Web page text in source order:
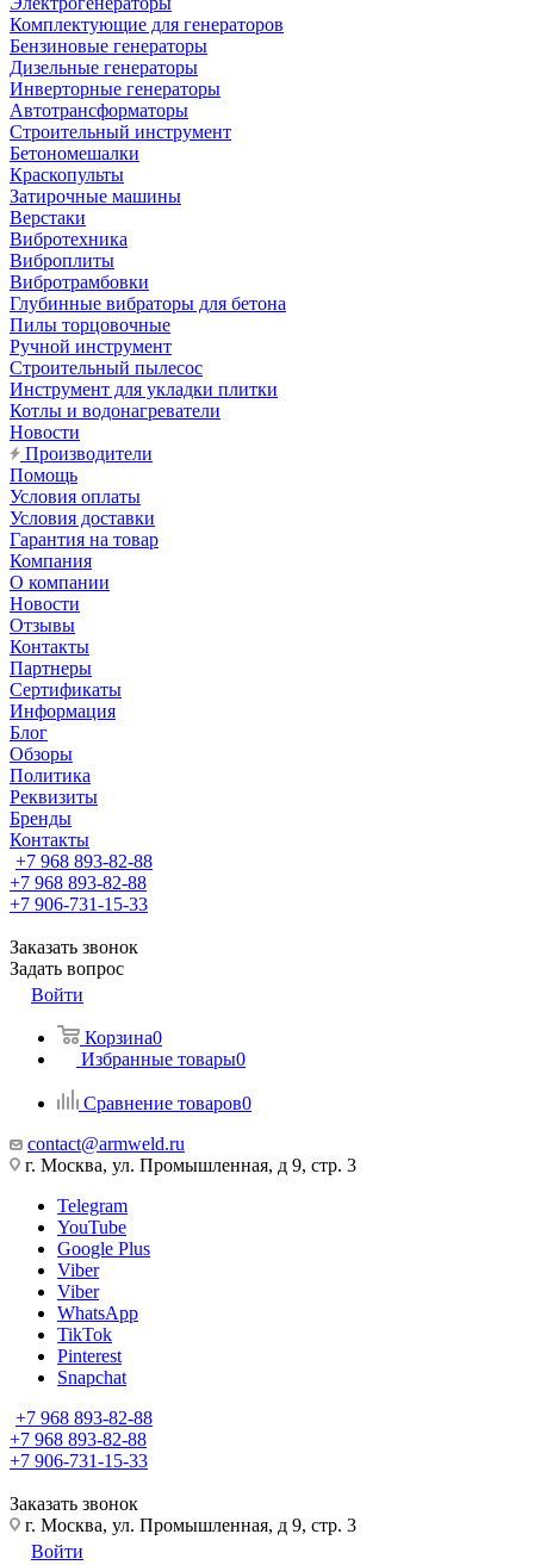
Комплектующие для генераторов
Бензиновые генераторы
Дизельные генераторы
Инверторные генераторы
Автотрансформаторы
Строительный инструмент
Бетономешалки
Краскопульты
Затирочные машины
Верстаки
Вибротехника
Виброплиты
Вибротрамбовки
Глубинные вибраторы для бетона
Пилы торцовочные
Ручной инструмент
Строительный пылесос
Инструмент для укладки плитки
Котлы и водонагреватели
Новости
Производители
Помощь
Условия оплаты
Условия доставки
Гарантия на товар
Компания
О компании
Новости
Отзывы
Контакты
Партнеры
Сертификаты
Информация
Блог
Обзоры
Политика
Реквизиты
Бренды
Контакты
+7 968 893-82-88
+7 968 893-82-88
+7 906-731-15-33
Заказать звонок
Задать вопрос
Войти
Корзина0
Избранные товары0
Сравнение товаров0
contact@armweld.ru
г. Москва, ул. Промышленная, д 9, стр. 3
Telegram
YouTube
Google Plus
Viber
Viber
WhatsApp
TikTok
Pinterest
Snapchat
+7 968 893-82-88
+7 968 893-82-88
+7 906-731-15-33
Заказать звонок
г. Москва, ул. Промышленная, д 9, стр. 3
Войти